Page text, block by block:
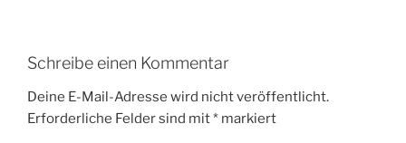
Schreibe einen Kommentar
Deine E-Mail-Adresse wird nicht veröffentlicht.
Erforderliche Felder sind mit* markiert